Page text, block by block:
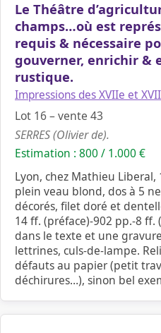
Le Théâtre
champs…où est
requis & nécessaire
gouverner, enrichir &
rustique.
Impressions des XVIIe et
Lot 16 – vente 43
SERRES (Olivier de).
Estimation : 800 / 1.000 €
Lyon, chez Mathieu Liberal,
plein veau blond, dos à 5
décorés, filet doré et
14 ff. (préface)-902 pp.-8
dans le texte et une
lettrines, culs-de-lampe.
défauts au papier (petit
déchirures…), sinon bel